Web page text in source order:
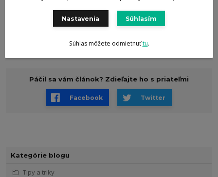
Kategórie blogu
Tipy a triky
klasickým spôsobom.
Páčil sa vám článok? Zdieľajte ho s priateľmi
Facebook Twitter
Nastavenia Súhlasím
Súhlas môžete odmietnuťtu.